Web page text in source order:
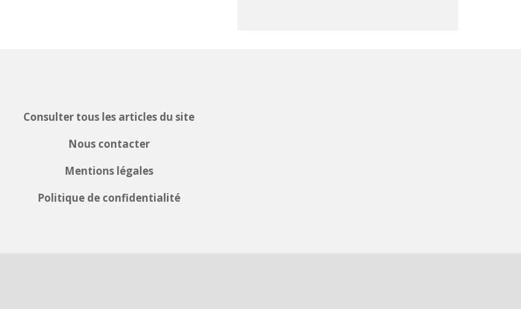
Consulter tous les articles du site
Nous contacter
Mentions légales
Politique de confidentialité